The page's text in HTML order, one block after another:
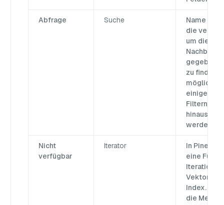
Abfrage Suche
Name der
die
um die
Nachbarn
zu finden,
einigen
Filtern,
hinaus
werden.
Nicht
verfügbar
Iterator
In
eine
Iteration
Vektoren
Index.
die